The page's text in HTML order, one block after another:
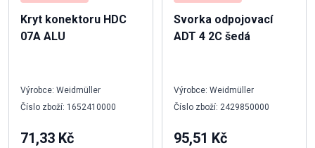
Kryt konektoru HDC
07A ALU
Výrobce: Weidmüller
Číslo zboží: 1652410000
71,33 Kč
Svorka odpojovací
ADT 4 2C šedá
Výrobce: Weidmüller
Číslo zboží: 2429850000
95,51 Kč